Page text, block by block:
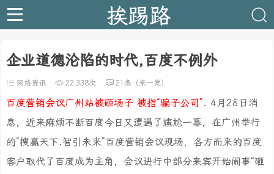
挨踢路
企业道德沦陷的时代,百度不例外
网络资讯 22,338次 21条（来一发）
百度营销会议广州站被砸场子 被指“骗子公司”. 4月28日消
息，近来麻烦不断百度今日又遭遇了尴尬一幕，在广州举行
的“搜赢天下.智引未来”百度营销会议现场，各方而来的百度
客户取代了百度成为主角，会议进行中部分来宾开始闹事“砸